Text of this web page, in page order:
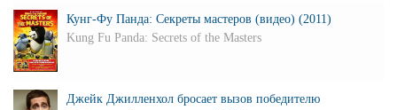
Кунг-Фу Панда: Секреты мастеров (видео) (2011)
Kung Fu Panda: Secrets of the Masters
Джейк Джилленхол бросает вызов победителю